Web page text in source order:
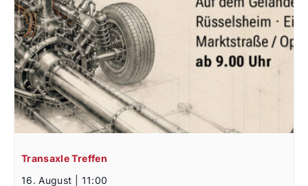
Transaxle Treffen
16. August | 11:00